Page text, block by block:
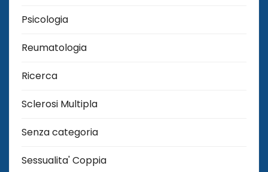
Psicologia
Reumatologia
Ricerca
Sclerosi Multipla
Senza categoria
Sessualita' Coppia